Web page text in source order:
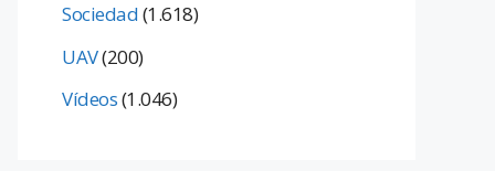
Sociedad(1.618)
UAV(200)
Vídeos(1.046)